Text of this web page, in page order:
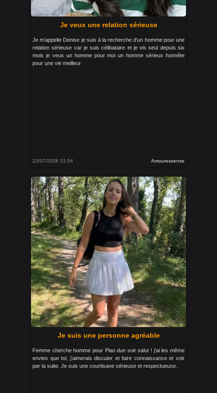
Je veux une relation sérieuse
Je m’appelle Denise je suis à la recherche d'un homme pour une
relation sérieuse car je suis célibataire et je vis seul depuis six
mois je veux un homme pour moi un homme sérieux honnête
pour une vie meilleur
22/07/2026 21:54 Amouressense
Je suis une personne agréable
Femme cherche homme pour Plan dun soir salut ! j’ai les même
envies que toi, j’aimerais discuter et faire connaissance et voir
par la suite. Je suis une courtisane sérieuse et respectueuse.